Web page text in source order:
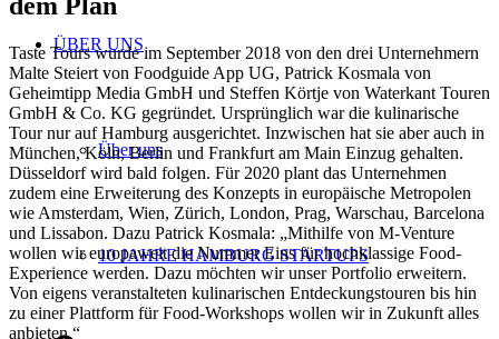
ÜBER UNS
Über uns
10 JAHRE HAMBURG STARTUPS
dem Plan
Taste Tours wurde im September 2018 von den drei Unternehmern
Malte Steiert von Foodguide App UG, Patrick Kosmala von
Geheimtipp Media GmbH und Steffen Körtje von Waterkant Touren
GmbH & Co. KG gegründet. Ursprünglich war die kulinarische
Tour nur auf Hamburg ausgerichtet. Inzwischen hat sie aber auch in
München, Köln, Berlin und Frankfurt am Main Einzug gehalten.
Düsseldorf wird bald folgen. Für 2020 plant das Unternehmen
zudem eine Erweiterung des Konzepts in europäische Metropolen
wie Amsterdam, Wien, Zürich, London, Prag, Warschau, Barcelona
und Lissabon. Dazu Patrick Kosmala: „Mithilfe von M-Venture
wollen wir europaweit die Nummer Eins für hochklassige Food-
Experience werden. Dazu möchten wir unser Portfolio erweitern.
Von eigens veranstalteten kulinarischen Entdeckungstouren bis hin
zu einer Plattform für Food-Workshops wollen wir in Zukunft alles
anbieten.“